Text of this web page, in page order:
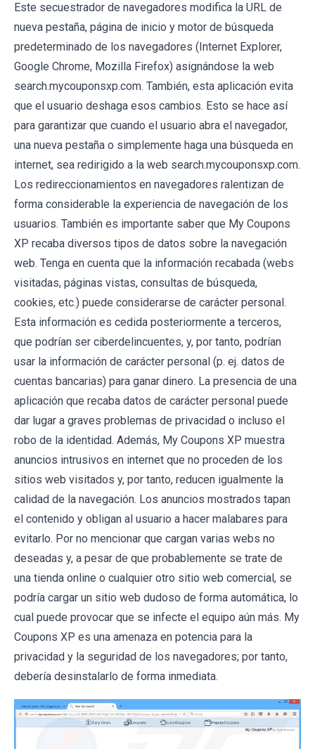
Este secuestrador de navegadores modifica la URL de
nueva pestaña, página de inicio y motor de búsqueda
predeterminado de los navegadores (Internet Explorer,
Google Chrome, Mozilla Firefox) asignándose la web
search.mycouponsxp.com. También, esta aplicación evita
que el usuario deshaga esos cambios. Esto se hace así
para garantizar que cuando el usuario abra el navegador,
una nueva pestaña o simplemente haga una búsqueda en
internet, sea redirigido a la web search.mycouponsxp.com.
Los redireccionamientos en navegadores ralentizan de
forma considerable la experiencia de navegación de los
usuarios. También es importante saber que My Coupons
XP recaba diversos tipos de datos sobre la navegación
web. Tenga en cuenta que la información recabada (webs
visitadas, páginas vistas, consultas de búsqueda,
cookies, etc.) puede considerarse de carácter personal.
Esta información es cedida posteriormente a terceros,
que podrían ser ciberdelincuentes, y, por tanto, podrían
usar la información de carácter personal (p. ej. datos de
cuentas bancarias) para ganar dinero. La presencia de una
aplicación que recaba datos de carácter personal puede
dar lugar a graves problemas de privacidad o incluso el
robo de la identidad. Además, My Coupons XP muestra
anuncios intrusivos en internet que no proceden de los
sitios web visitados y, por tanto, reducen igualmente la
calidad de la navegación. Los anuncios mostrados tapan
el contenido y obligan al usuario a hacer malabares para
evitarlo. Por no mencionar que cargan varias webs no
deseadas y, a pesar de que probablemente se trate de
una tienda online o cualquier otro sitio web comercial, se
podría cargar un sitio web dudoso de forma automática, lo
cual puede provocar que se infecte el equipo aún más. My
Coupons XP es una amenaza en potencia para la
privacidad y la seguridad de los navegadores; por tanto,
debería desinstalarlo de forma inmediata.